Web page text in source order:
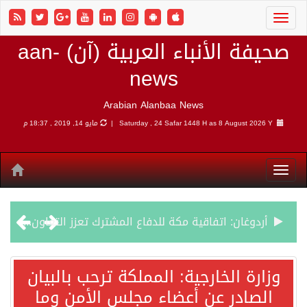
صحيفة الأنباء العربية (آن) aan-
news
Arabian Alanbaa News
Saturday , 24 Safar 1448 H as8 August 2026 Y | مايو 14, 2019 , 18:37 م
أردوغان: اتفاقية مكة للدفاع المشترك تعزز التعاون الأمني ولا تستهدف أي دولة
سمو وزير الخارجية : اتفاقية مكة تعكس الإرادة السياسية لحماية أمن المنطقة
وزارة الخارجية: المملكة ترحب بالبيان
الصادر عن أعضاء مجلس الأمن وما